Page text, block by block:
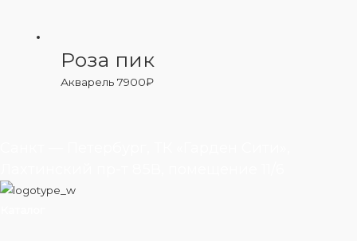
Роза пик
Акварель7900₽